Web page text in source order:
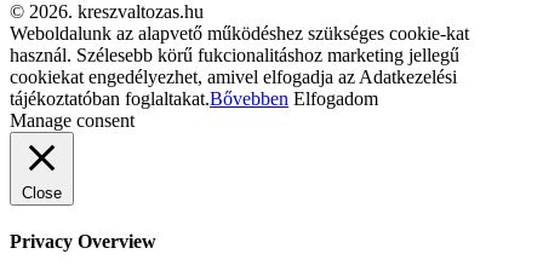
© 2026. kreszvaltozas.hu
Weboldalunk az alapvető működéshez szükséges cookie-kat
használ. Szélesebb körű fukcionalitáshoz marketing jellegű
cookiekat engedélyezhet, amivel elfogadja az Adatkezelési
tájékoztatóban foglaltakat.Bővebben Elfogadom
Manage consent
Close
Privacy Overview